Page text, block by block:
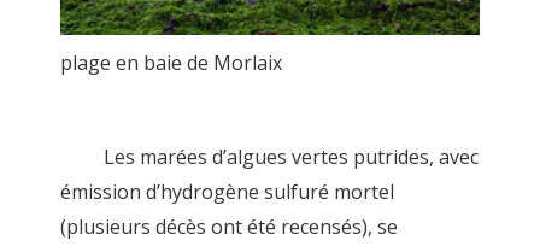
plage en baie de Morlaix
Les marées d’algues vertes putrides, avec
émission d’hydrogène sulfuré mortel
(plusieurs décès ont été recensés), se